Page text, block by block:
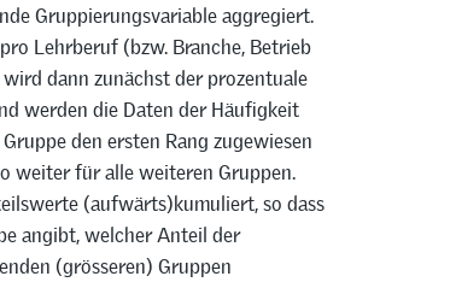
Gruppierungsvariable aggregiert.
Lehrberuf (bzw. Branche, Betrieb
dann zunächst der prozentuale
werden die Daten der Häufigkeit
den ersten Rang zugewiesen
weiter für alle weiteren Gruppen.
(aufwärts)kumuliert, so dass
angibt, welcher Anteil der
(grösseren) Gruppen